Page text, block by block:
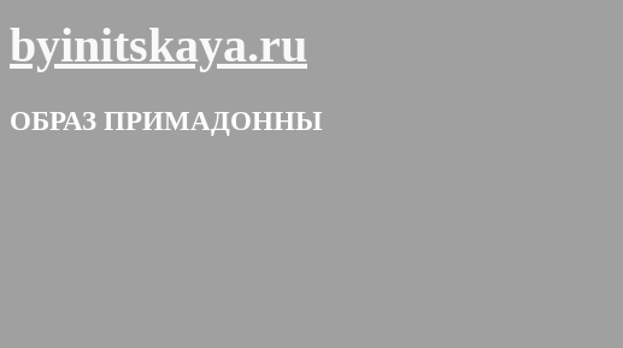
byinitskaya.ru
ОБРАЗ ПРИМАДОННЫ